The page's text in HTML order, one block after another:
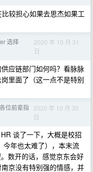
较担心如果去思杰如果工
选择
2020 年 10 月 31
日
应链部门如何吗？看脉脉
里面了（这一点不是特别
位前辈指 2020 年 10 月 30
日
谈了一下，大概是校招
今年也太难了），本末流
数开的话，感觉京东会好
京没有特别强的情感，并